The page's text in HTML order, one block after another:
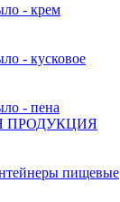
- крем
- кусковое
- пена
ПРОДУКЦИЯ
пищевые